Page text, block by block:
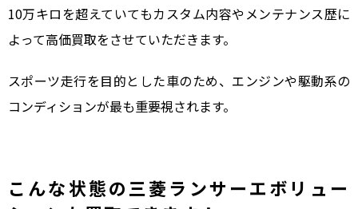
10万キロを超えていてもカスタム内容やメンテナンス歴に
よって高価買取をさせていただきます。
スポーツ走行を目的とした車のため、エンジンや駆動系の
コンディションが最も重要視されます。
こんな状態の三菱ランサーエボリュー